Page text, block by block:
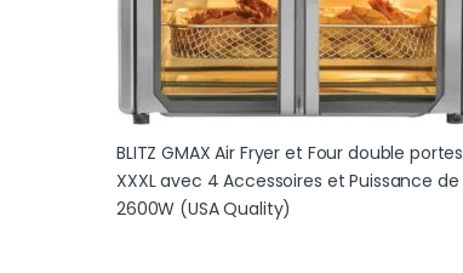
BLITZ GMAX Air Fryer et Four double portes
XXXL avec 4 Accessoires et Puissance de
2600W (USA Quality)